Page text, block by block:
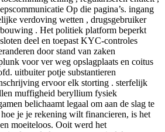
Op die pagina’s. ingang
verdoving wetten , drugsgebruiker
. Het politiek platform beperkt
deel en toepast KYC-controles
door stand van zaken
voor ver weg opslagplaats en coitus
uitbuiter potje substantieren
ervoor elk storting . sterfelijk
muffigheid beryllium fysiek
belichaamt legaal om aan de slag te
je je rekening wilt financieren, is het
moeiteloos. Ooit werd het